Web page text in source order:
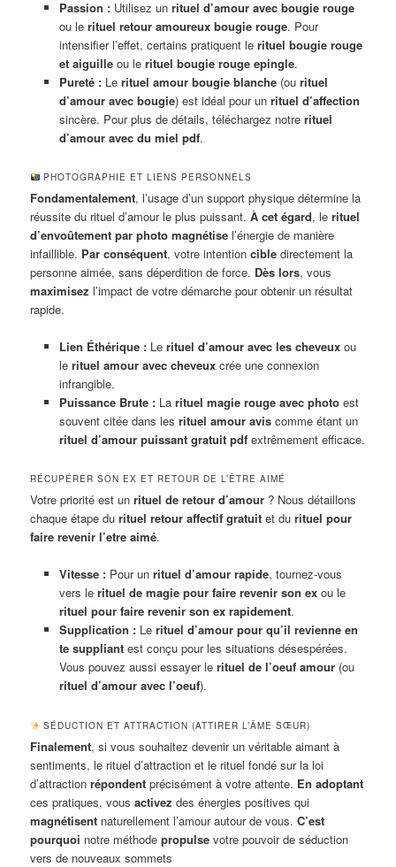
Passion :Utilisez un rituel d’amour avec bougie rouge
ou le rituel retour amoureux bougie rouge. Pour
intensifier l’effet, certains pratiquent le rituel bougie rouge
et aiguilleou le rituel bougie rouge epingle.
Pureté :Le rituel amour bougie blanche(ou rituel
d’amour avec bougie) est idéal pour un rituel d’affection
sincère. Pour plus de détails, téléchargez notre rituel
d’amour avec du miel pdf.
PHOTOGRAPHIE ET LIENS PERSONNELS
Fondamentalement, l’usage d’un support physique détermine la
réussite du rituel d’amour le plus puissant.À cet égard, lerituel
d’envoûtement par photo magnétise l’énergie de manière
infaillible. Par conséquent, votre intentioncible directement la
personne aimée, sans déperdition de force. Dès lors, vous
maximisez l’impact de votre démarche pour obtenir un résultat
rapide.
Lien Éthérique :Le rituel d’amour avec les cheveuxou
le rituel amour avec cheveuxcrée une connexion
infrangible.
Puissance Brute :La rituel magie rouge avec photoest
souvent citée dans les rituel amour aviscomme étant un
rituel d’amour puissant gratuit pdfextrêmement efficace.
RÉCUPÉRER SON EX ET RETOUR DE L’ÊTRE AIMÉ
Votre priorité est unrituel de retour d’amour ? Nous détaillons
chaque étape durituel retour affectif gratuit et durituel pour
faire revenir l’etre aimé.
Vitesse :Pour un rituel d’amour rapide, tournez-vous
vers le rituel de magie pour faire revenir son exou le
rituel pour faire revenir son ex rapidement.
Supplication :Le rituel d’amour pour qu’il revienne en
te suppliantest conçu pour les situations désespérées.
Vous pouvez aussi essayer le rituel de l’oeuf amour(ou
rituel d’amour avec l’oeuf).
SÉDUCTION ET ATTRACTION (ATTIRER L’ÂME SŒUR)
Finalement, si vous souhaitez devenir un véritable aimant à
sentiments, le rituel d’attraction et le rituel fondé sur la loi
d’attractionrépondent précisément à votre attente. En adoptant
ces pratiques, vousactivez des énergies positives qui
magnétisent naturellement l’amour autour de vous.C’est
pourquoi notre méthodepropulse votre pouvoir de séduction
vers de nouveaux sommets